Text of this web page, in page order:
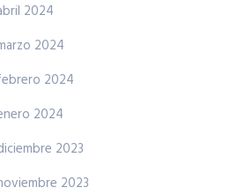
2024
2024
2024
2024
2023
2023